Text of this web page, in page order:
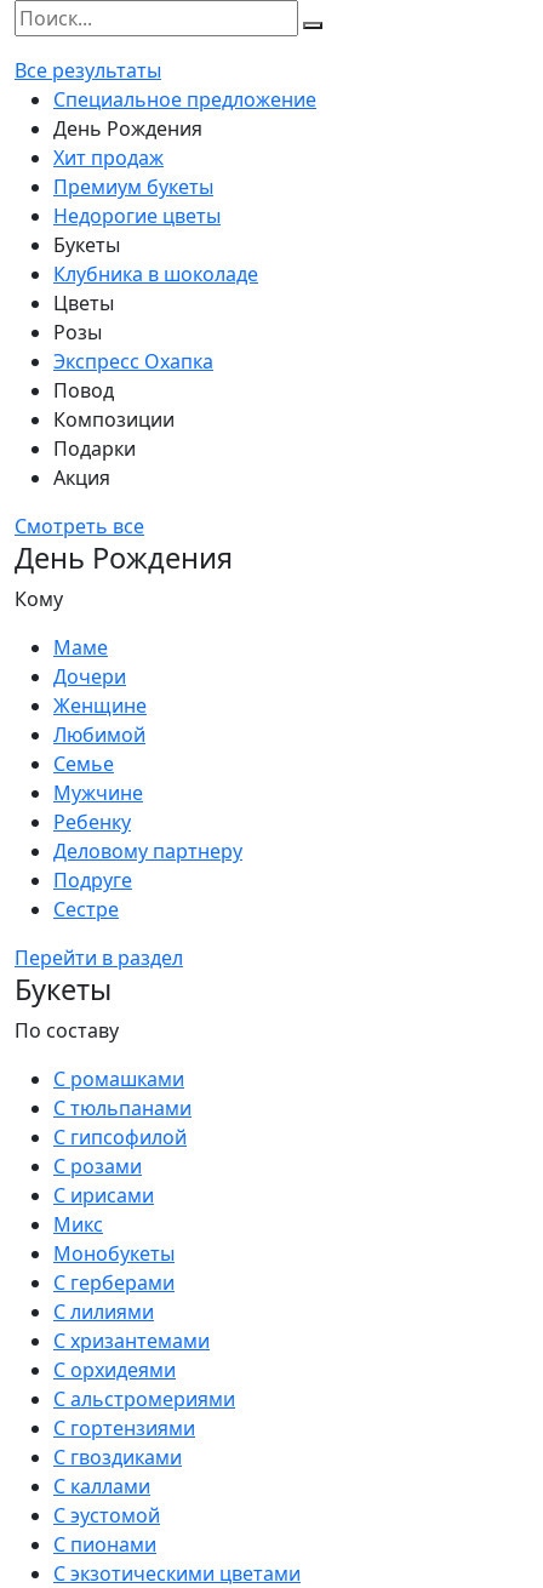
Все результаты
Специальное предложение
День Рождения
Хит продаж
Премиум букеты
Недорогие цветы
Букеты
Клубника в шоколаде
Цветы
Розы
Экспресс Охапка
Повод
Композиции
Подарки
Акция
Смотреть все
День Рождения
Кому
Маме
Дочери
Женщине
Любимой
Семье
Мужчине
Ребенку
Деловому партнеру
Подруге
Сестре
Перейти в раздел
Букеты
По составу
С ромашками
С тюльпанами
С гипсофилой
С розами
С ирисами
Микс
Монобукеты
С герберами
С лилиями
С хризантемами
С орхидеями
С альстромериями
С гортензиями
С гвоздиками
С каллами
С эустомой
С пионами
С экзотическими цветами